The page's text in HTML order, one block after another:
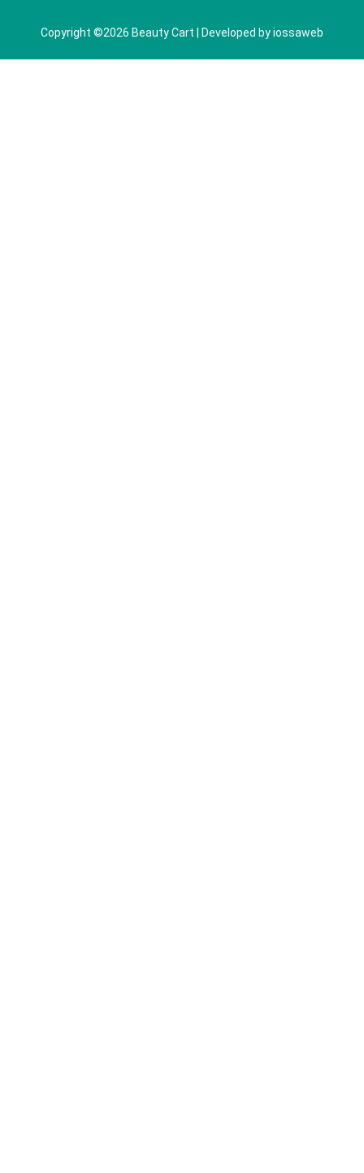
Copyright ©2026 Beauty Cart | Developed byiossaweb